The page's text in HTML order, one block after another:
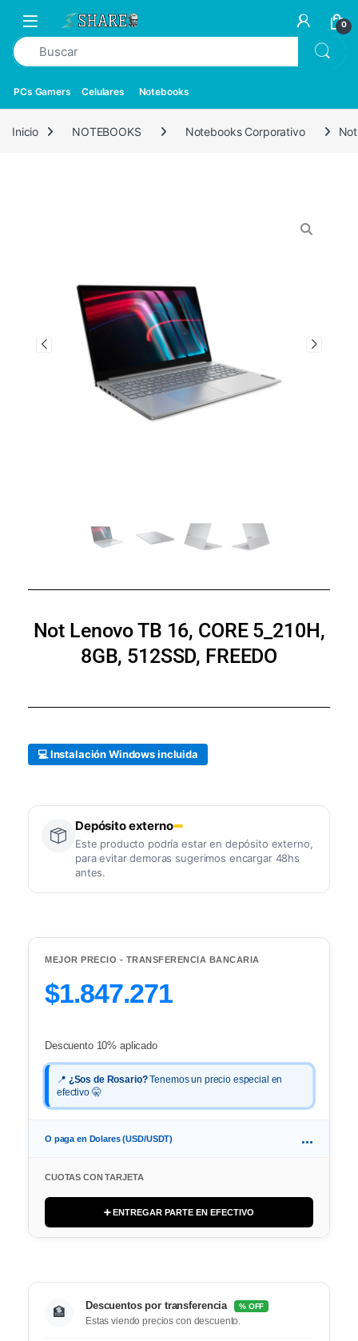
0
PCs Gamers Celulares Notebooks
Inicio NOTEBOOKS Notebooks Corporativo
Not Lenovo TB 16, CORE 5_210H,
8GB, 512SSD, FREEDO
💻 Instalación Windows incluida
Depósito externo
Este producto podría estar en depósito externo,
para evitar demoras sugerimos encargar 48hs
antes.
MEJOR PRECIO - TRANSFERENCIA BANCARIA
$1.847.271
Descuento 10% aplicado
📍 ¿Sos de Rosario?Tenemos un precio especial en
efectivo 🤫
O paga en Dolares (USD/USDT) ...
CUOTAS CON TARJETA
➕ ENTREGAR PARTE EN EFECTIVO
🏦 Descuentos por transferencia % OFF
Estas viendo precios con descuento.